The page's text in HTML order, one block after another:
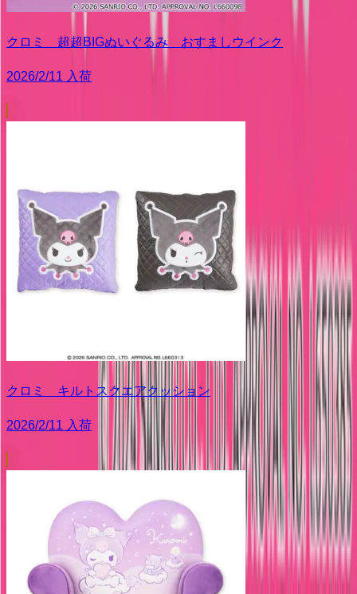
クロミ 超超BIGぬいぐるみ おすましウインク
2026/2/11 入荷
クロミ キルトスクエアクッション
2026/2/11 入荷